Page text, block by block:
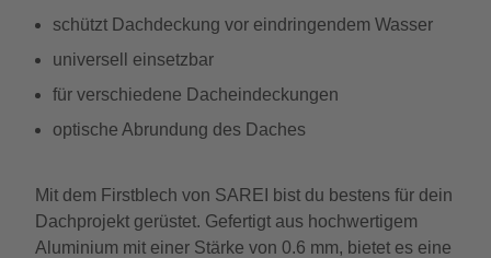
schützt Dachdeckung vor eindringendem Wasser
universell einsetzbar
für verschiedene Dacheindeckungen
optische Abrundung des Daches
Mit dem Firstblech von SAREI bist du bestens für dein
Dachprojekt gerüstet. Gefertigt aus hochwertigem
Aluminium mit einer Stärke von 0.6 mm, bietet es eine